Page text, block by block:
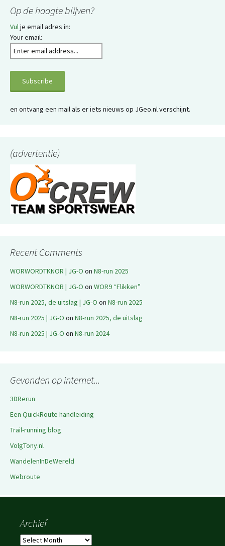
Op de hoogte blijven?
Vulje email adres in:
Your email:
en ontvang een mail als er iets nieuws op JGeo.nl verschijnt.
(advertentie)
Recent Comments
WORWORDTKNOR | JG-O on N8-run 2025
WORWORDTKNOR | JG-O on WOR9 “Flikken”
N8-run 2025, de uitslag | JG-O on N8-run 2025
N8-run 2025 | JG-O on N8-run 2025, de uitslag
N8-run 2025 | JG-O on N8-run 2024
Gevonden op internet...
3DRerun
Een QuickRoute handleiding
Trail-running blog
VolgTony.nl
WandelenInDeWereld
Webroute
Archief
Archief